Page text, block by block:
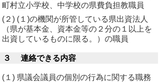
町村立小学校、中学校の県費負担教職員
(２) (１)の機関が所管している県出資法人
（県が基本金、資本金等の２分の１以上を
出資しているものに限る。）の職員
３ 連絡できる内容
(１) 県議会議員の個別の行為に関する職務